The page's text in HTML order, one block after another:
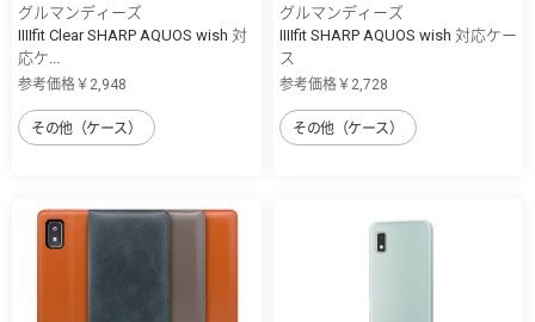
グルマンディーズ
IIIIfit Clear SHARP AQUOS wish 対
応ケ...
参考価格￥2,948
その他（ケース）
グルマンディーズ
IIIIfit SHARP AQUOS wish 対応ケー
ス
参考価格￥2,728
その他（ケース）